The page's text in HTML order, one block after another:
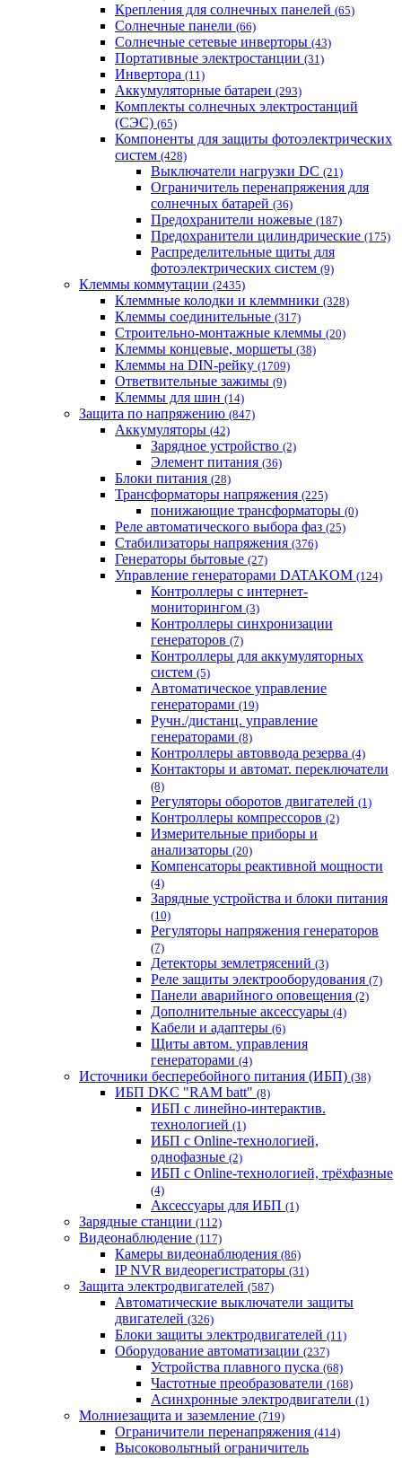
Крепления для солнечных панелей (65)
Солнечные панели (66)
Солнечные сетевые инверторы (43)
Портативные электростанции (31)
Инвертора (11)
Аккумуляторные батареи (293)
Комплекты солнечных электростанций
(СЭС) (65)
Компоненты для защиты фотоэлектрических
систем (428)
Выключатели нагрузки DC (21)
Ограничитель перенапряжения для
солнечных батарей (36)
Предохранители ножевые (187)
Предохранители цилиндрические (175)
Распределительные щиты для
фотоэлектрических систем (9)
Клеммы коммутации (2435)
Клеммные колодки и клеммники (328)
Клеммы соединительные (317)
Строительно-монтажные клеммы (20)
Клеммы концевые, моршеты (38)
Клеммы на DIN-рейку (1709)
Ответвительные зажимы (9)
Клеммы для шин (14)
Защита по напряжению (847)
Аккумуляторы (42)
Зарядное устройство (2)
Элемент питания (36)
Блоки питания (28)
Трансформаторы напряжения (225)
понижающие трансформаторы (0)
Реле автоматического выбора фаз (25)
Стабилизаторы напряжения (376)
Генераторы бытовые (27)
Управление генераторами DATAKOM (124)
Контроллеры с интернет-
мониторингом (3)
Контроллеры синхронизации
генераторов (7)
Контроллеры для аккумуляторных
систем (5)
Автоматическое управление
генераторами (19)
Ручн./дистанц. управление
генераторами (8)
Контроллеры автоввода резерва (4)
Контакторы и автомат. переключатели
(8)
Регуляторы оборотов двигателей (1)
Контроллеры компрессоров (2)
Измерительные приборы и
анализаторы (20)
Компенсаторы реактивной мощности
(4)
Зарядные устройства и блоки питания
(10)
Регуляторы напряжения генераторов
(7)
Детекторы землетрясений (3)
Реле защиты электрооборудования (7)
Панели аварийного оповещения (2)
Дополнительные аксессуары (4)
Кабели и адаптеры (6)
Щиты автом. управления
генераторами (4)
Источники бесперебойного питания (ИБП) (38)
ИБП DKC "RAM batt" (8)
ИБП с линейно-интерактив.
технологией (1)
ИБП с Online-технологией,
однофазные (2)
ИБП с Online-технологией, трёхфазные
(4)
Аксессуары для ИБП (1)
Зарядные станции (112)
Видеонаблюдение (117)
Камеры видеонаблюдения (86)
IP NVR видеорегистраторы (31)
Защита электродвигателей (587)
Автоматические выключатели защиты
двигателей (326)
Блоки защиты электродвигателей (11)
Оборудование автоматизации (237)
Устройства плавного пуска (68)
Частотные преобразователи (168)
Асинхронные электродвигатели (1)
Молниезащита и заземление (719)
Ограничители перенапряжения (414)
Высоковольтный ограничитель